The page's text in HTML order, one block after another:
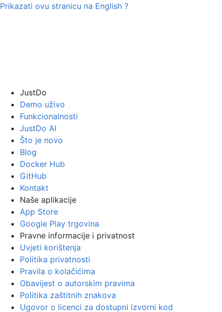
Prikazati ovu stranicu na English ?
JustDo
Demo uživo
Funkcionalnosti
JustDo AI
Što je novo
Blog
Docker Hub
GitHub
Kontakt
Naše aplikacije
App Store
Google Play trgovina
Pravne informacije i privatnost
Uvjeti korištenja
Politika privatnosti
Pravila o kolačićima
Obavijest o autorskim pravima
Politika zaštitnih znakova
Ugovor o licenci za dostupni izvorni kod